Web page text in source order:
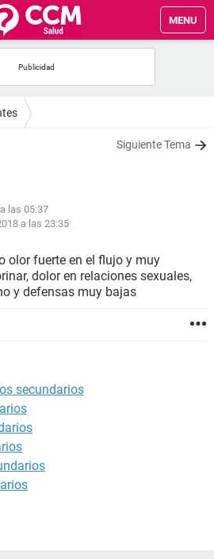
MENU
Siguiente Tema
las 05:37
a las 23:35
olor fuerte en el flujo y muy
dolor en relaciones sexuales,
y defensas muy bajas
secundarios